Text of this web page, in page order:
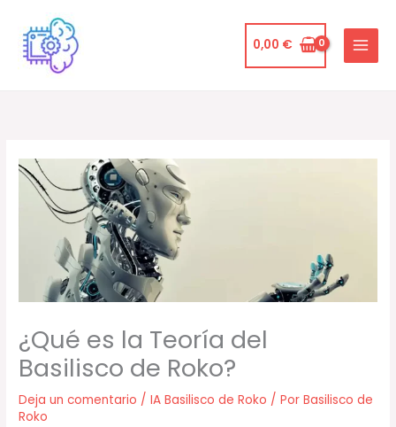
contenido
0,00 €
¿Qué es la Teoría del
Basilisco de Roko?
Deja un comentario /IA Basilisco de Roko / PorBasilisco de
Roko